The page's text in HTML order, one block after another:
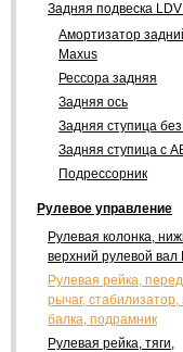
Задняя подвеска
Амортизатор
Maxus
Рессора задняя
Задняя ось
Задняя ступица
Задняя ступица с
Подрессорник
Рулевое управление
Рулевая колонка,
верхний рулевой вал
Рулевая рейка,
рычаг,
балка, подрамник
Рулевая рейка, тяги,